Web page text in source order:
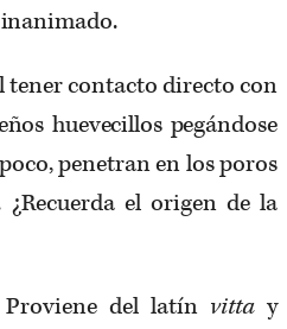
tener contacto directo con
huevecillos pegándose
penetran en los poros
el origen de la
del latín vittay